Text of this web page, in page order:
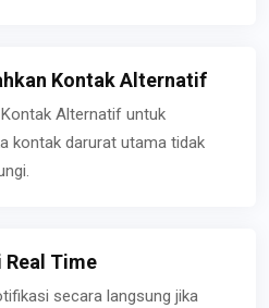
Kontak Alternatif
Alternatif untuk
kontak darurat utama tidak
Time
secara langsung jika